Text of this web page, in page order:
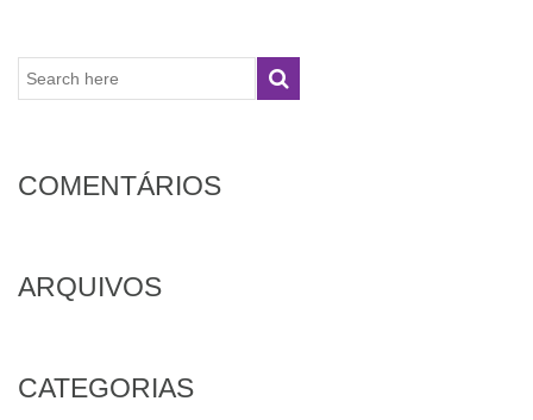
COMENTÁRIOS
ARQUIVOS
CATEGORIAS